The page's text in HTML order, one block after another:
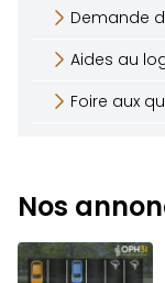
Demande
Aides au
Foire aux
Nos